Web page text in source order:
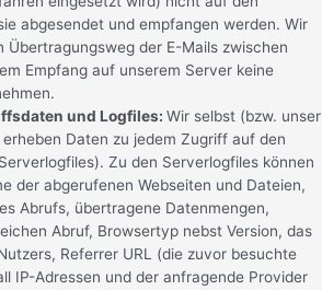
abgesendet und empfangen werden. Wir
Übertragungsweg der E-Mails zwischen
Empfang auf unserem Server keine
und Logfiles: Wir selbst (bzw. unser
Daten zu jedem Zugriff auf den
Zu den Serverlogfiles können
der abgerufenen Webseiten und Dateien,
Abrufs, übertragene Datenmengen,
Abruf, Browsertyp nebst Version, das
Referrer URL (die zuvor besuchte
IP-Adressen und der anfragende Provider